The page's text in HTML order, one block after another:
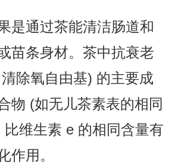
是通过茶能清洁肠道和
苗条身材。茶中抗衰老
除氧自由基) 的主要成
物 (如无儿茶素表的相同
维生素 e 的相同含量有
作用。